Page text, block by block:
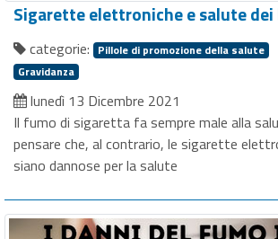
Sigarette elettroniche e salute dei
categorie: Pillole di promozione della salute
Gravidanza
lunedì 13 Dicembre 2021
Il fumo di sigaretta fa sempre male alla
pensare che, al contrario, le sigarette
siano dannose per la salute